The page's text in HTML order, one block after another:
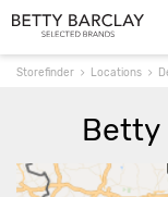
Storefinder Locations
Betty